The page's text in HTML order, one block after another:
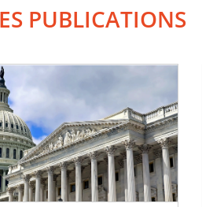
PUBLICATIONS